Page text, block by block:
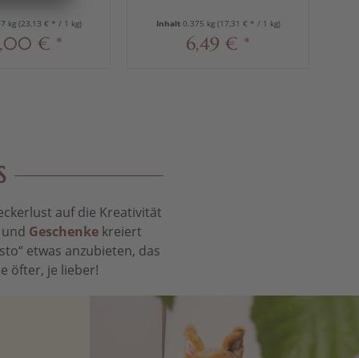
kg (23,13 € * / 1 kg)
€ *
Inhalt 0.375 kg (17,31 € * / 1 kg)
6,49 € *
auf die Kreativität
Geschenkekreiert
etwas anzubieten, das
öfter, je lieber!